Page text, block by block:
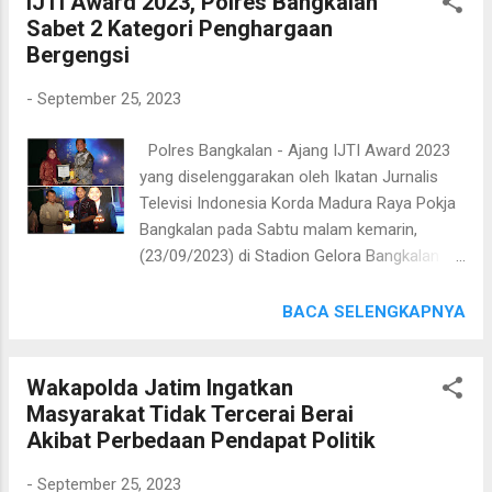
anaknya ke RSUD Blambangan untuk ...
mengatakan, pihaknya sangat mengapresiasi
itu sendiri untuk kepentingan masyarakat.
banyak terima kasih atas pembongkaran
tugu perguruan silat ini, yang dilakukan
secara sukarela. Kami, sangat mengapresiasi
langkah tersebut,” kata Kasihumas, Senin
(25/09/2023). Iptu Mujiatno mengatakan ada
Pancasila, Tugu moto satu desa dan tugu
Sabet 2 Kategori Penghargaan
Bergengsi
- September 25, 2023
Polres Bangkalan - Ajang IJTI Award 2023
yang diselenggarakan oleh Ikatan Jurnalis
Televisi Indonesia Korda Madura Raya Pokja
Bangkalan pada Sabtu malam kemarin,
(23/09/2023) di Stadion Gelora Bangkalan
Polres Bangkalan yakni Kapolres AKBP Febri
M.A. pun menyabet 2 nominasi penghargaan
bergengsi. Nominasi yang diraih oleh
Kapolres Bangkalan tersebut yakni Kategori
BACA SELENGKAPNYA
Wakapolda Jatim Ingatkan
Masyarakat Tidak Tercerai Berai
Akibat Perbedaan Pendapat Politik
- September 25, 2023